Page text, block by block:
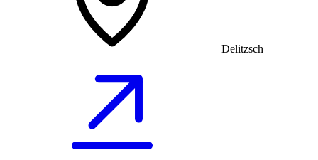
Delitzsch